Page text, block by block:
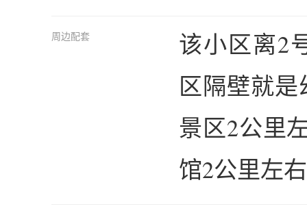
周边配套
该小区离2
区隔壁就
景区2公里
馆2公里左